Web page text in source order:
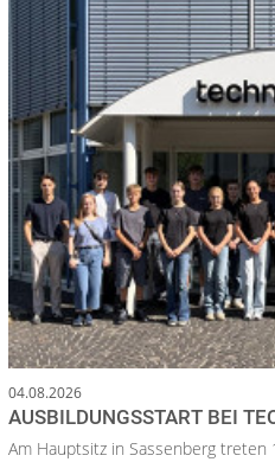
04.08.2026
AUSBILDUNGSSTART BEI
Am Hauptsitz in Sassenberg treten